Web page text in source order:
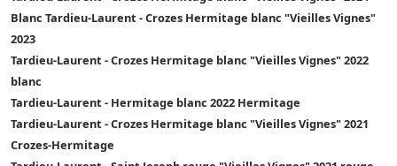
Blanc Tardieu-Laurent - Crozes Hermitage blanc "Vieilles Vignes"
2023
Tardieu-Laurent - Crozes Hermitage blanc "Vieilles Vignes" 2022
blanc
Tardieu-Laurent - Hermitage blanc 2022 Hermitage
Tardieu-Laurent - Crozes Hermitage blanc "Vieilles Vignes" 2021
Crozes-Hermitage